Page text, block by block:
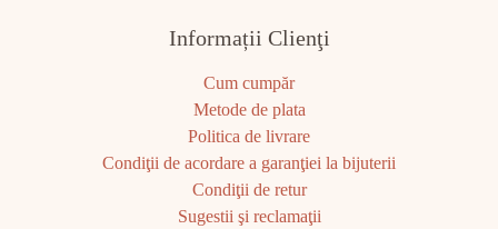
Informații Clienţi
Cum cumpăr
Metode de plata
Politica de livrare
Condiţii de acordare a garanţiei la bijuterii
Condiţii de retur
Sugestii şi reclamaţii